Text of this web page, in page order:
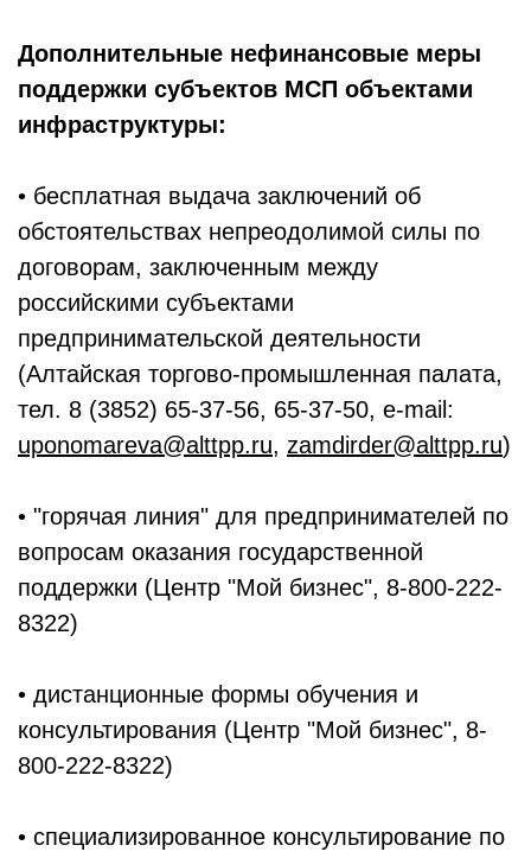
Дополнительные нефинансовые меры
поддержки субъектов МСП объектами
инфраструктуры:
• бесплатная выдача заключений об
обстоятельствах непреодолимой силы по
договорам, заключенным между
российскими субъектами
предпринимательской деятельности
(Алтайская торгово-промышленная палата,
тел. 8 (3852) 65-37-56, 65-37-50, e-mail:
uponomareva@alttpp.ru, zamdirder@alttpp.ru)
• "горячая линия" для предпринимателей по
вопросам оказания государственной
поддержки (Центр "Мой бизнес", 8-800-222-
8322)
• дистанционные формы обучения и
консультирования (Центр "Мой бизнес", 8-
800-222-8322)
• специализированное консультирование по